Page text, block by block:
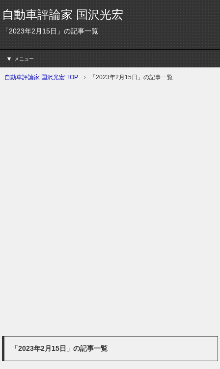
自動車評論家 国沢光宏
「2023年2月15日」の記事一覧
メニュー
自動車評論家 国沢光宏 TOP 「2023年2月15日」の記事一覧
「2023年2月15日」の記事一覧